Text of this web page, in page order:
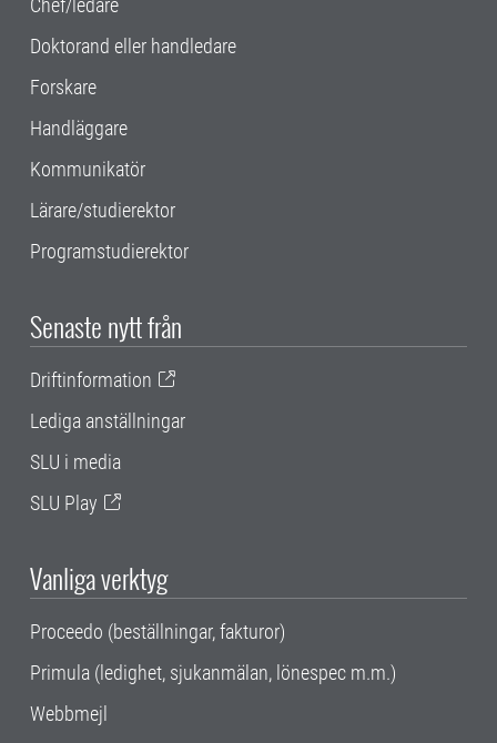
Chef/ledare
Doktorand eller handledare
Forskare
Handläggare
Kommunikatör
Lärare/studierektor
Programstudierektor
Senaste nytt från
Driftinformation
Lediga anställningar
SLU i media
SLU Play
Vanliga verktyg
Proceedo (beställningar, fakturor)
Primula (ledighet, sjukanmälan, lönespec m.m.)
Webbmejl